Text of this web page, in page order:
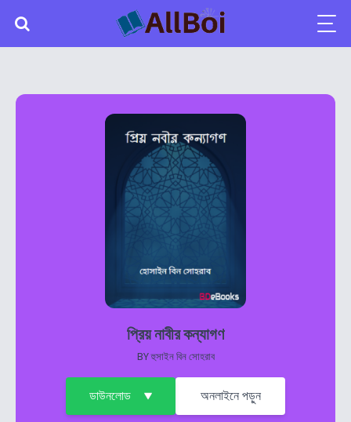
প্রিয় নাবীর কন্যাগণ
BYহুসাইন বিন সোহরাব
ডাউনলোড অনলাইনে পড়ুন